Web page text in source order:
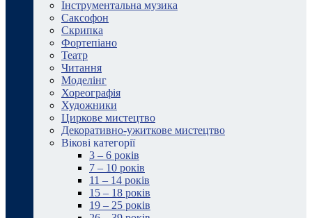
Інструментальна музика
Саксофон
Скрипка
Фортепіано
Театр
Читання
Моделінг
Хореографія
Художники
Циркове мистецтво
Декоративно-ужиткове мистецтво
Вікові категорії
3 – 6 років
7 – 10 років
11 – 14 років
15 – 18 років
19 – 25 років